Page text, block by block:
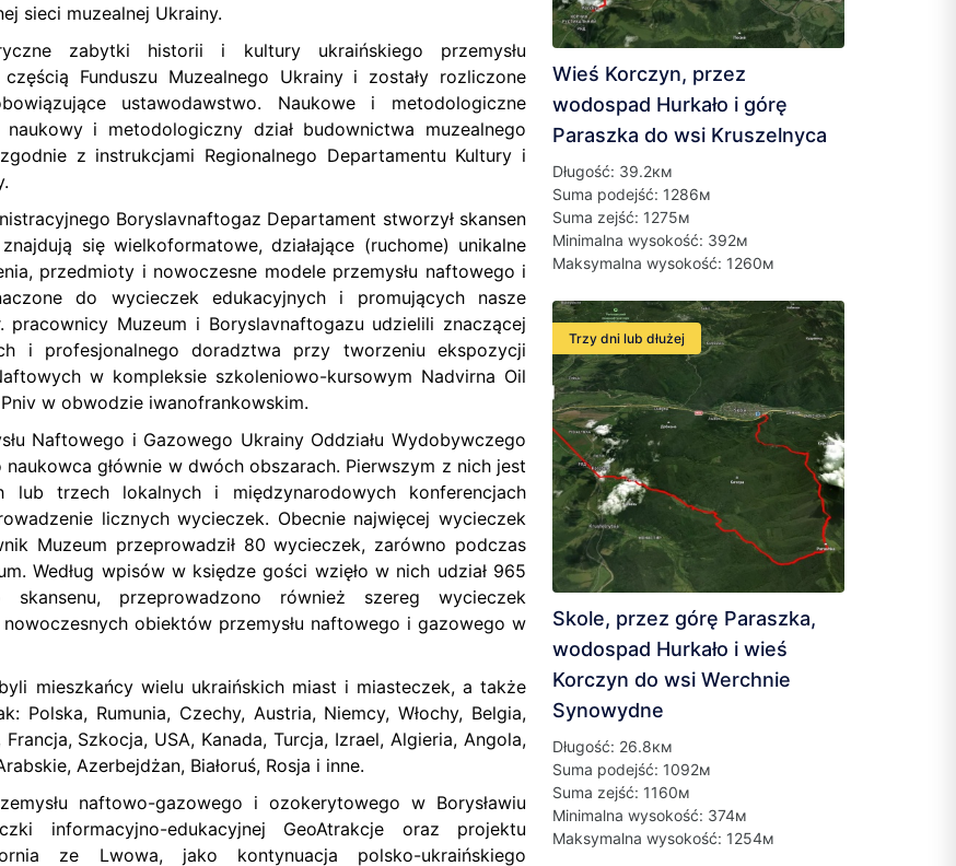
sieci muzealnej Ukrainy.
zabytki historii i kultury ukraińskiego przemysłu
Funduszu Muzealnego Ukrainy i zostały rozliczone
ustawodawstwo. Naukowe i metodologiczne
i metodologiczny dział budownictwa muzealnego
z instrukcjami Regionalnego Departamentu Kultury i
Boryslavnaftogaz Departament stworzył skansen
się wielkoformatowe, działające (ruchome) unikalne
przedmioty i nowoczesne modele przemysłu naftowego i
do wycieczek edukacyjnych i promujących nasze
Muzeum i Boryslavnaftogazu udzielili znaczącej
i profesjonalnego doradztwa przy tworzeniu ekspozycji
w kompleksie szkoleniowo-kursowym Nadvirna Oil
w obwodzie iwanofrankowskim.
Naftowego i Gazowego Ukrainy Oddziału Wydobywczego
głównie w dwóch obszarach. Pierwszym z nich jest
lub trzech lokalnych i międzynarodowych konferencjach
licznych wycieczek. Obecnie najwięcej wycieczek
Muzeum przeprowadził 80 wycieczek, zarówno podczas
Według wpisów w księdze gości wzięło w nich udział 965
przeprowadzono również szereg wycieczek
obiektów przemysłu naftowego i gazowego w
mieszkańcy wielu ukraińskich miast i miasteczek, a także
Rumunia, Czechy, Austria, Niemcy, Włochy, Belgia,
Szkocja, USA, Kanada, Turcja, Izrael, Algieria, Angola,
Azerbejdżan, Białoruś, Rosja i inne.
naftowo-gazowego i ozokerytowego w Borysławiu
informacyjno-edukacyjnej GeoAtrakcje oraz projektu
ze Lwowa, jako kontynuacja polsko-ukraińskiego
Wieś Korczyn, przez
wodospad Hurkało i górę
Paraszka do wsi Kruszelnyca
Długość: 39.2км
Suma podejść: 1286м
Suma zejść: 1275м
Minimalna wysokość: 392м
Maksymalna wysokość: 1260м
Trzy dni lub dłużej
Skole, przez górę Paraszka,
wodospad Hurkało i wieś
Korczyn do wsi Werchnie
Synowydne
Długość: 26.8км
Suma podejść: 1092м
Suma zejść: 1160м
Minimalna wysokość: 374м
Maksymalna wysokość: 1254м